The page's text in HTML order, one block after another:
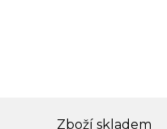
Zboží skladem